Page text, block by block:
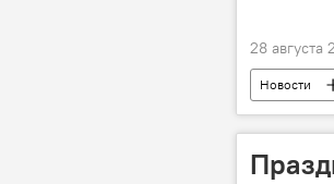
28 августа
Новости